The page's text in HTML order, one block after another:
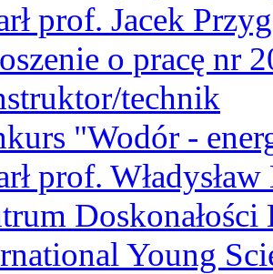
prof. Jacek
o pracę nr
technik
"Wodór -
prof.
Young